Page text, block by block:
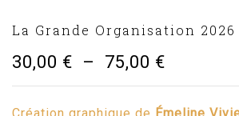
La Grande Organisation 2026
30,00 € – 75,00 €
de